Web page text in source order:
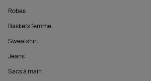
Robes
Baskets femme
Sweatshirt
Jeans
Sacs à main